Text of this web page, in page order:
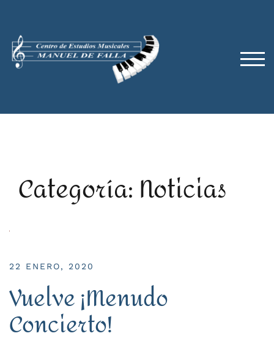
contenido
Categoría: Noticias
22 ENERO, 2020
Vuelve ¡Menudo
Concierto!